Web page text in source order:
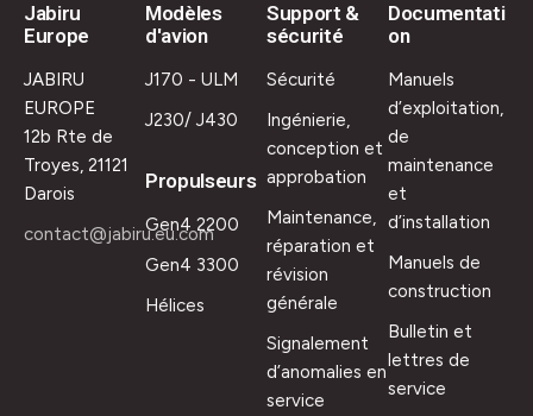
Jabiru
Europe
JABIRU
EUROPE
12b Rte de
Troyes, 21121
Darois
contact@jabiru.eu.com
Modèles
d'avion
J170 - ULM
J230/ J430
Propulseurs
Gen4 2200
Gen4 3300
Hélices
Support &
sécurité
Sécurité
Ingénierie,
conception et
approbation
Maintenance,
réparation et
révision
générale
Signalement
d’anomalies en
service
Documentati
on
Manuels
d’exploitation,
de
maintenance
et
d’installation
Manuels de
construction
Bulletin et
lettres de
service